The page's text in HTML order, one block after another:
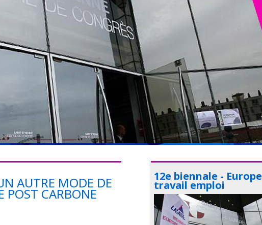
AUTRE MODE DE
POST CARBONE
12e biennale - Europe
travail emploi